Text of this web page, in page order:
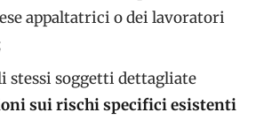
appaltatrici o dei lavoratori
stessi soggetti dettagliate
sui rischi specifici esistenti